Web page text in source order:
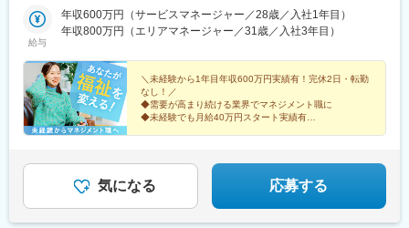
木、群馬、埼玉、千葉、東京、神奈川、新潟、富山、山梨、長野■
東海／岐阜、静岡、愛知、三重■関西／滋賀、京都、大阪、兵庫、
奈良、和歌山■中国・四国／岡山、広島、山口、徳島、香川、愛
沖縄★【エリア勤務希望・移住希望の方優遇】：サポート制度も
充実していますので、現在のお住まいに関わらずご希望をお知ら
せください！☆『寮費無料プラン』あり（規定有）：下記勤務地
希望・移住希望の方はお気軽にご相談ください！※【北海道】【東
京都】【神奈川県】【新潟県】【三重県】【滋賀県】【沖縄県】
用会社負担等の移住支援あり（規定有）・U・Iターン転勤希望者
への1年間の支援あり（規定有）★江戸川・川崎・湘南・川越・香
川・徳島・青森にて新規事業所オープン！
給与
年収600万円（サービスマネージャー／28歳／入社1年目）
年収800万円（エリアマネージャー／31歳／入社3年目）
＼未経験から1年目年収600万円実績有！完休2日・転勤
なし！／
◆需要が高まり続ける業界でマネジメント職に
◆未経験でも月給40万円スタート実績有
気になる 応募する